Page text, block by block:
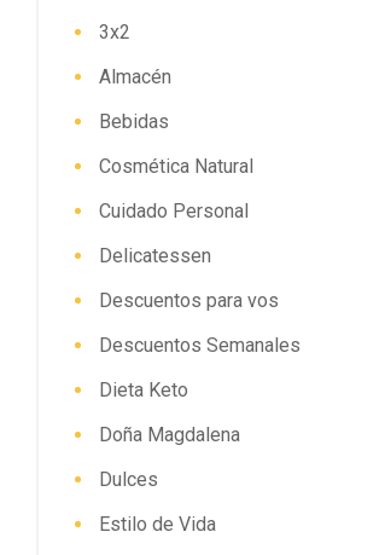
3x2
Almacén
Bebidas
Cosmética Natural
Cuidado Personal
Delicatessen
Descuentos para vos
Descuentos Semanales
Dieta Keto
Doña Magdalena
Dulces
Estilo de Vida